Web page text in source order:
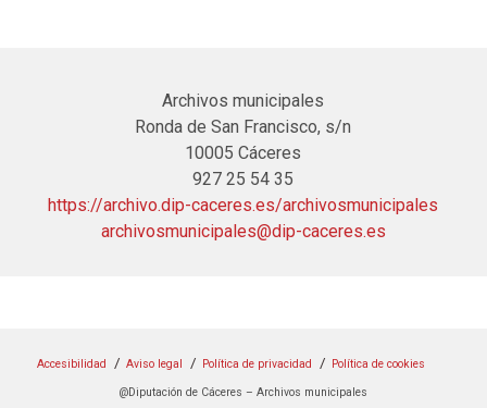
Archivos municipales
Ronda de San Francisco, s/n
10005 Cáceres
927 25 54 35
https://archivo.dip-caceres.es/archivosmunicipales
archivosmunicipales@dip-caceres.es
Accesibilidad Aviso legal Política de privacidad
Política de cookies
@Diputación de Cáceres – Archivos municipales